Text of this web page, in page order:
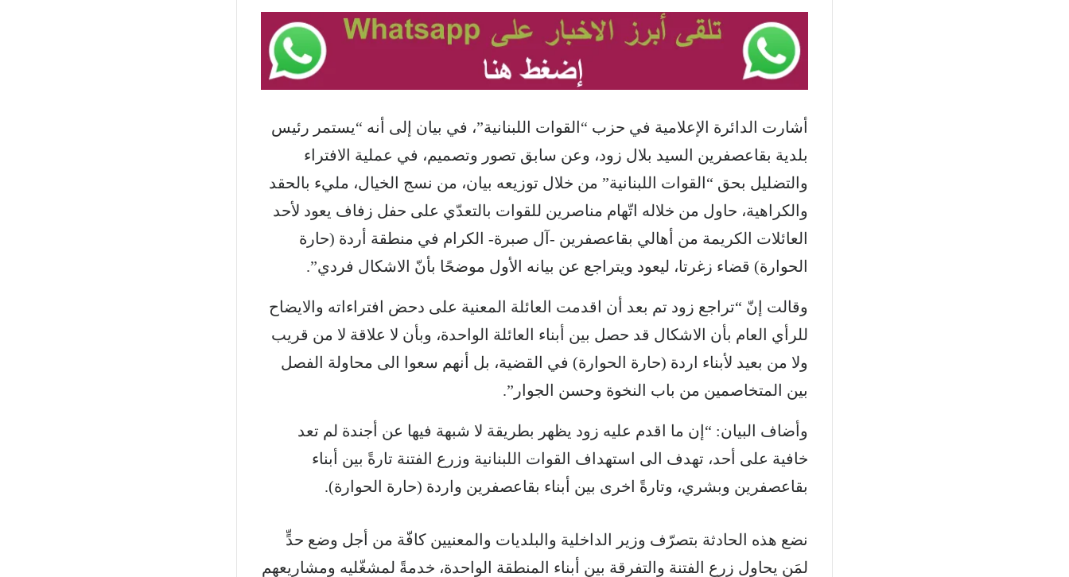
أشارت الدائرة الإعلامية في حزب “القوات اللبنانية”، في بيان إلى أنه “يستمر رئيس
بلدية بقاعصفرين السيد بلال زود، وعن سابق تصور وتصميم، في عملية الافتراء
والتضليل بحق “القوات اللبنانية” من خلال توزيعه بيان، من نسج الخيال، مليء بالحقد
والكراهية، حاول من خلاله اتّهام مناصرين للقوات بالتعدّي على حفل زفاف يعود لأحد
العائلات الكريمة من أهالي بقاعصفرين -آل صبرة- الكرام في منطقة أردة (حارة
الحوارة) قضاء زغرتا، ليعود ويتراجع عن بيانه الأول موضحًا بأنّ الاشكال فردي”.
وقالت إنّ “تراجع زود تم بعد أن اقدمت العائلة المعنية على دحض افتراءاته والايضاح
للرأي العام بأن الاشكال قد حصل بين أبناء العائلة الواحدة، وبأن لا علاقة لا من قريب
ولا من بعيد لأبناء اردة (حارة الحوارة) في القضية، بل أنهم سعوا الى محاولة الفصل
بين المتخاصمين من باب النخوة وحسن الجوار”.
وأضاف البيان: “إن ما اقدم عليه زود يظهر بطريقة لا شبهة فيها عن أجندة لم تعد
خافية على أحد، تهدف الى استهداف القوات اللبنانية وزرع الفتنة تارةً بين أبناء
بقاعصفرين وبشري، وتارةً اخرى بين أبناء بقاعصفرين واردة (حارة الحوارة).
نضع هذه الحادثة بتصرّف وزير الداخلية والبلديات والمعنيين كافّة من أجل وضع حدٍّ
لمَن يحاول زرع الفتنة والتفرقة بين أبناء المنطقة الواحدة، خدمةً لمشغّليه ومشاريعهم